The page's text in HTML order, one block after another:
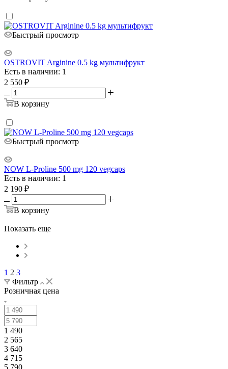
Быстрый просмотр
OSTROVIT Arginine 0.5 kg мультифрукт
Есть в наличии: 1
2 550 ₽
В корзину
Быстрый просмотр
NOW L-Proline 500 mg 120 vegcaps
Есть в наличии: 1
2 190 ₽
В корзину
Показать еще
1 2 3
Фильтр
Розничная цена
1 490
2 565
3 640
4 715
5 790